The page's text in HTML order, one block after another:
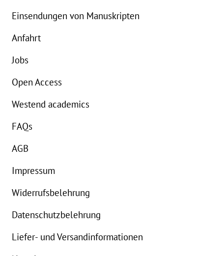
Einsendungen von Manuskripten
Anfahrt
Jobs
Open Access
Westend academics
FAQs
AGB
Impressum
Widerrufsbelehrung
Datenschutzbelehrung
Liefer- und Versandinformationen